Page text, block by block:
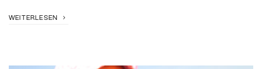
WEITERLESEN